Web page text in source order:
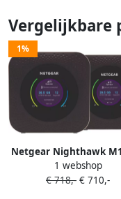
Vergelijkbare
1%
Netgear Nighthawk
Pack
1 webshop
€ 718,- € 710,-